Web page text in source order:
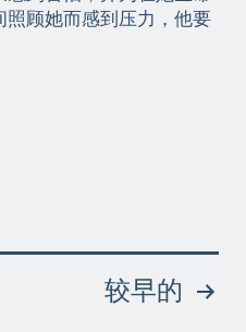
顾她而感到压力，他要
较早的